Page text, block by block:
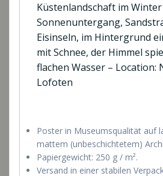
Küstenlandschaft im
Sonnenuntergang,
Eisinseln, im Hintergrund
mit Schnee, der Himmel
flachen Wasser – Location:
Lofoten
Poster in Museumsqualität auf
mattem (unbeschichtetem)
Papiergewicht: 250 g / m².
Versand in einer stabilen